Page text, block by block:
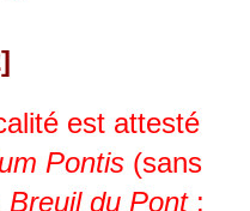
est attesté
Pontis (sans
Breuil du Pont;